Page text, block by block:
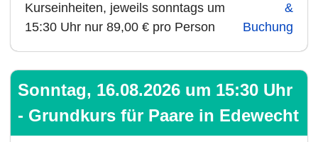
Kurseinheiten, jeweils sonntags um
15:30 Uhr nur 89,00 € pro Person
&
Buchung
Sonntag, 16.08.2026 um 15:30 Uhr
- Grundkurs für Paare in Edewecht